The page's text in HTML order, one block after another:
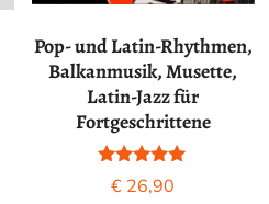
Pop- und Latin-Rhythmen,
Balkanmusik, Musette,
Latin-Jazz für
Fortgeschrittene
Bewertet mit
5.00
€ 26,90